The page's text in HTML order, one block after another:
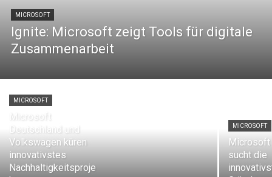
MICROSOFT
Ignite: Microsoft zeigt Tools für digitale
Zusammenarbeit
MICROSOFT
Microsoft
Deutschland und
Volkswagen küren
innovativstes
Nachhaltigkeitsproje
MICROSOFT
Microsoft
sucht die